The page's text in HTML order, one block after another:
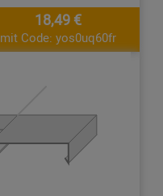
18,49 €
mit Code: yos0uq60fr